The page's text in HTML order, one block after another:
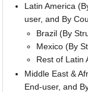
Latin America
user, and By
Brazil (By
Mexico (By
Rest of Latin
Middle East &
End-user, and